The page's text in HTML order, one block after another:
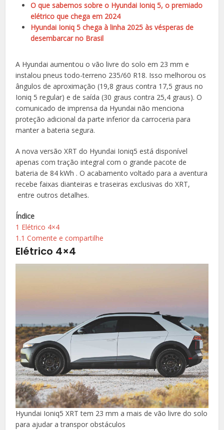
O que sabemos sobre o Hyundai Ioniq 5, o premiado
elétrico que chega em 2024
Hyundai Ioniq 5 chega à linha 2025 às vésperas de
desembarcar no Brasil
A Hyundai aumentou o vão livre do solo em 23 mm e
instalou pneus todo-terreno 235/60 R18. Isso melhorou os
ângulos de aproximação (19,8 graus contra 17,5 graus no
Ioniq 5 regular) e de saída (30 graus contra 25,4 graus). O
comunicado de imprensa da Hyundai não menciona
proteção adicional da parte inferior da carroceria para
manter a bateria segura.
A nova versão XRT do Hyundai Ioniq5 está disponível
apenas com tração integral com o grande pacote de
bateria de 84 kWh . O acabamento voltado para a aventura
recebe faixas dianteiras e traseiras exclusivas do XRT,
entre outros detalhes.
Índice
1 Elétrico 4×4
1.1 Comente e compartilhe
Elétrico 4×4
Hyundai Ioniq5 XRT tem 23 mm a mais de vão livre do solo
para ajudar a transpor obstáculos